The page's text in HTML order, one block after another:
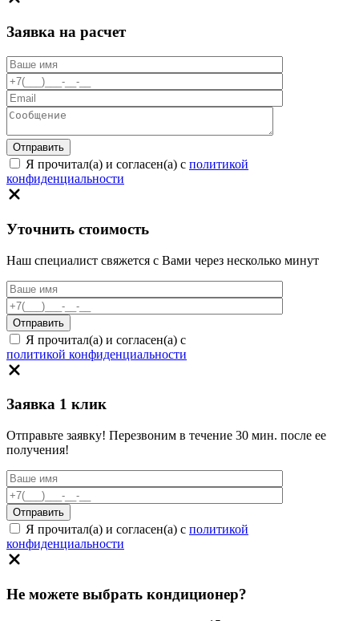
Заявка на расчет
Я прочитал(а) и согласен(а) с политикой
конфиденциальности
Уточнить стоимость
Наш специалист свяжется с Вами через несколько минут
Я прочитал(а) и согласен(а) с
политикой конфиденциальности
Заявка 1 клик
Отправьте заявку! Перезвоним в течение 30 мин. после ее
получения!
Я прочитал(а) и согласен(а) с политикой
конфиденциальности
Не можете выбрать кондиционер?